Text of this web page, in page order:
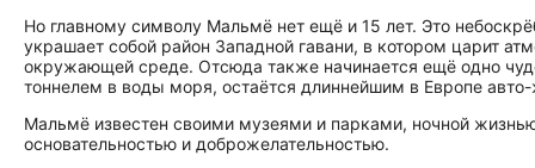
Но главному символу Мальмё нет ещё и 15 лет. Это
украшает собой район Западной гавани, в котором царит
окружающей среде. Отсюда также начинается ещё одно
тоннелем в воды моря, остаётся длиннейшим в Европе
Мальмё известен своими музеями и парками, ночной
основательностью и доброжелательностью.